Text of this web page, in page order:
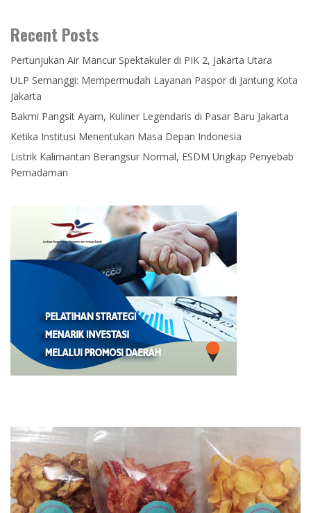
Recent Posts
Pertunjukan Air Mancur Spektakuler di PIK 2, Jakarta Utara
ULP Semanggi: Mempermudah Layanan Paspor di Jantung Kota
Jakarta
Bakmi Pangsit Ayam, Kuliner Legendaris di Pasar Baru Jakarta
Ketika Institusi Menentukan Masa Depan Indonesia
Listrik Kalimantan Berangsur Normal, ESDM Ungkap Penyebab
Pemadaman